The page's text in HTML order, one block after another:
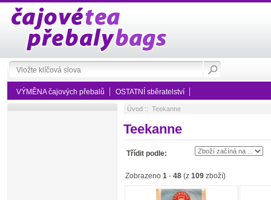
VÝMĚNA čajových přebalů OSTATNÍ sběratelství
Úvod :: Teekanne
Teekanne
Třídit podle:
Zobrazeno 1 - 48 (z 109 zboží)